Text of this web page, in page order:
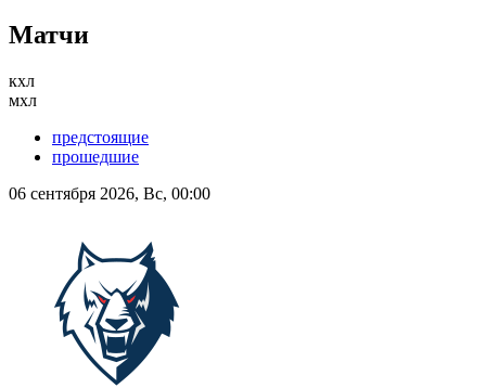
Матчи
кхл
мхл
предстоящие
прошедшие
06 сентября 2026, Вс, 00:00